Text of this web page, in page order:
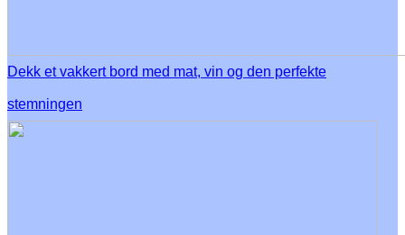
Dekk et vakkert bord med mat, vin og den perfekte
stemningen